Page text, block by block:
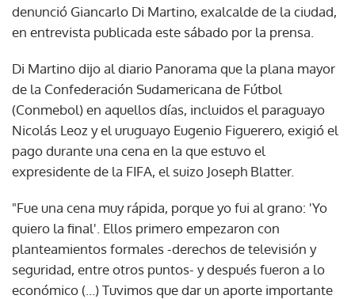
denunció Giancarlo Di Martino, exalcalde de la ciudad,
en entrevista publicada este sábado por la prensa.
Di Martino dijo al diario Panorama que la plana mayor
de la Confederación Sudamericana de Fútbol
(Conmebol) en aquellos días, incluidos el paraguayo
Nicolás Leoz y el uruguayo Eugenio Figuerero, exigió el
pago durante una cena en la que estuvo el
expresidente de la FIFA, el suizo Joseph Blatter.
"Fue una cena muy rápida, porque yo fui al grano: 'Yo
quiero la final'. Ellos primero empezaron con
planteamientos formales -derechos de televisión y
seguridad, entre otros puntos- y después fueron a lo
económico (…) Tuvimos que dar un aporte importante